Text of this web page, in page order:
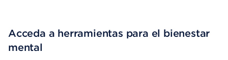
Acceda a herramientas para el bienestar
mental